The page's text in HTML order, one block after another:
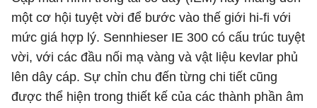
một cơ hội tuyệt vời để bước vào thế giới hi-fi với
mức giá hợp lý. Sennhieser IE 300 có cấu trúc tuyệt
vời, với các đầu nối mạ vàng và vật liệu kevlar phủ
lên dây cáp. Sự chỉn chu đến từng chi tiết cũng
được thể hiện trong thiết kế của các thành phần âm